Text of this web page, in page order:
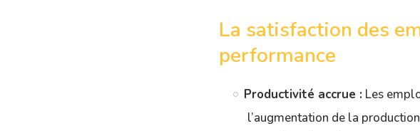
La satisfaction des
performance
Productivité accrue : Les
l’augmentation de la